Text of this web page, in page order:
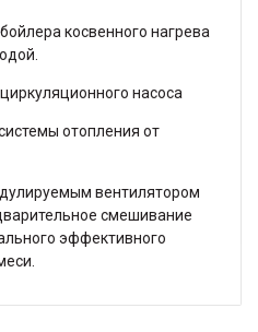
косвенного нагрева
насоса
отопления от
вентилятором
смешивание
эффективного